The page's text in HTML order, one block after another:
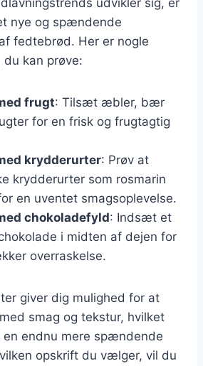
nye og spændende
fedtebrød. Her er nogle
du kan prøve:
frugt: Tilsæt æbler, bær
for en frisk og frugtagtig
krydderurter: Prøv at
krydderurter som rosmarin
en uventet smagsoplevelse.
chokoladefyld: Indsæt et
i midten af dejen for
overraskelse.
giver dig mulighed for at
smag og tekstur, hvilket
endnu mere spændende
opskrift du vælger, vil du